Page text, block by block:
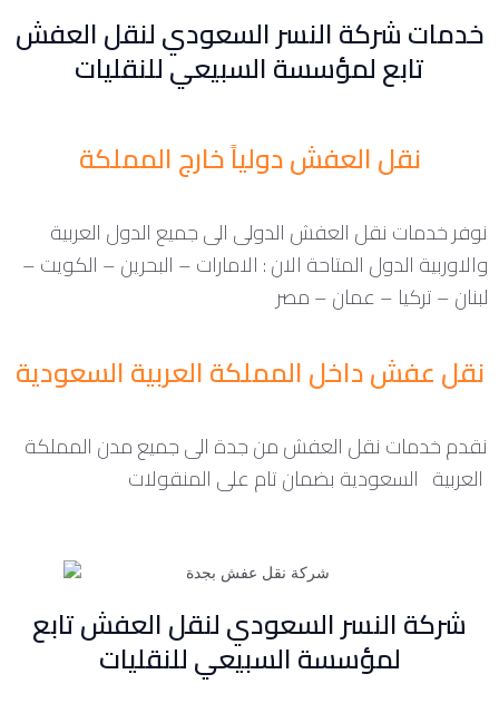
خدمات شركة النسر السعودي لنقل العفش
تابع لمؤسسة السبيعي للنقليات
نقل العفش دولياً خارج المملكة
نوفر خدمات نقل العفش الدولى الى جميع الدول العربية
والاوربية الدول المتاحة الان : الامارات – البحرين – الكويت –
لبنان – تركيا – عمان – مصر
نقل عفش داخل المملكة العربية السعودية
نقدم خدمات نقل العفش من جدة الى جميع مدن المملكة
شركة النسر السعودي لنقل العفش تابع
لمؤسسة السبيعي للنقليات